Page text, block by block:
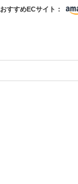
おすすめECサイト：